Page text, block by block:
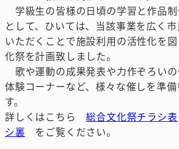
学級生の皆様の日頃の学習と作品
として、ひいては、当該事業を広く
いただくことで施設利用の活性化を
化祭を計画致しました。
歌や運動の成果発表や力作ぞろいの
体験コーナーなど、様々な催しを準
す。
詳しくはこちら総合文化祭チラシ表
シ裏 をご覧ください。